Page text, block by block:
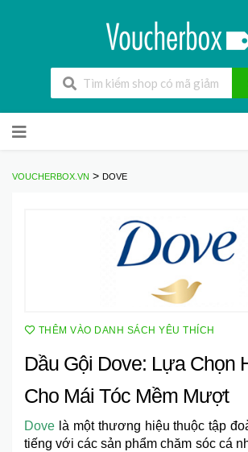
to
VOUCHERBOX.VN > DOVE
THÊM VÀO DANH SÁCH YÊU THÍCH
Dầu Gội Dove: Lựa Chọn
Cho Mái Tóc Mềm Mượt
Dove là một thương hiệu thuộc tập
tiếng với các sản phẩm chăm sóc cá